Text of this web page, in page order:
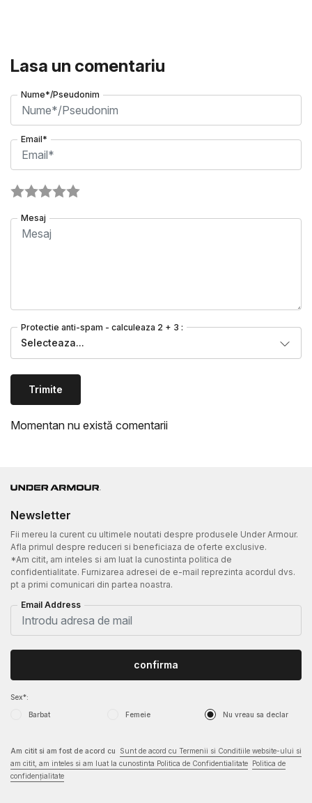
Lasa un comentariu
Nume*/Pseudonim
Email*
Mesaj
Protectie anti-spam - calculeaza 2 + 3 :
Selecteaza...
Trimite
Momentan nu există comentarii
Newsletter
Fii mereu la curent cu ultimele noutati despre produsele Under Armour.
Afla primul despre reduceri si beneficiaza de oferte exclusive.
*Am citit, am inteles si am luat la cunostinta politica de
confidentialitate. Furnizarea adresei de e-mail reprezinta acordul dvs.
pt a primi comunicari din partea noastra.
Email Address
Sex*:
Barbat Femeie Nu vreau sa declar
confirma
Am citit si am fost de acord cu
Sunt de acord cu Termenii si Conditiile website-ului si
am citit, am inteles si am luat la cunostinta Politica de Confidentialitate
Politica de
confidențialitate